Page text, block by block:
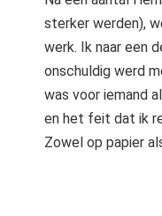
sterker werden),
werk. Ik naar een
onschuldig werd
was voor iemand
en het feit dat ik
Zowel op papier